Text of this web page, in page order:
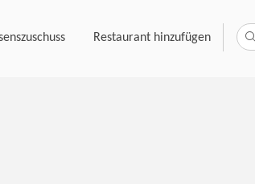
Restaurant hinzufügen